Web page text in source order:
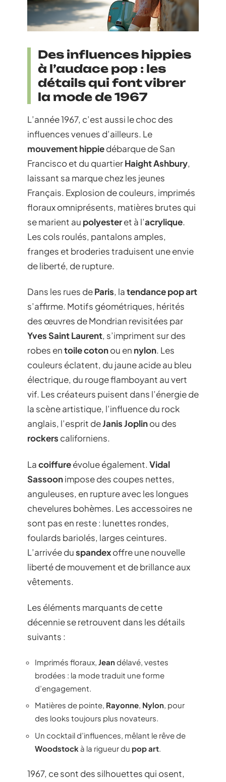
Des influences hippies
à l’audace pop : les
détails qui font vibrer
la mode de 1967
L’année 1967, c’est aussi le choc des
influences venues d’ailleurs. Le
mouvement hippiedébarque de San
Francisco et du quartierHaight Ashbury,
laissant sa marque chez les jeunes
Français. Explosion de couleurs, imprimés
floraux omniprésents, matières brutes qui
se marient au polyesteret à l’acrylique.
Les cols roulés, pantalons amples,
franges et broderies traduisent une envie
de liberté, de rupture.
Dans les rues deParis, latendance pop art
s’affirme. Motifs géométriques, hérités
des œuvres de Mondrian revisitées par
Yves Saint Laurent, s’impriment sur des
robes entoile cotonou en nylon. Les
couleurs éclatent, du jaune acide au bleu
électrique, du rouge flamboyant au vert
vif. Les créateurs puisent dans l’énergie de
la scène artistique, l’influence du rock
anglais, l’esprit deJanis Joplinou des
rockers californiens.
Lacoiffureévolue également. Vidal
Sassoonimpose des coupes nettes,
anguleuses, en rupture avec les longues
chevelures bohèmes. Les accessoires ne
sont pas en reste : lunettes rondes,
foulards bariolés, larges ceintures.
L’arrivée duspandexoffre une nouvelle
liberté de mouvement et de brillance aux
vêtements.
Les éléments marquants de cette
décennie se retrouvent dans les détails
suivants :
Imprimés floraux, Jeandélavé, vestes
brodées : la mode traduit une forme
d’engagement.
Matières de pointe, Rayonne, Nylon, pour
des looks toujours plus novateurs.
Un cocktail d’influences, mêlant le rêve de
Woodstock à la rigueur du pop art
1967, ce sont des silhouettes qui osent,